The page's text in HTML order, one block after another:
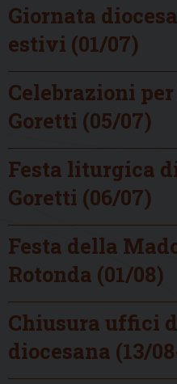
Giornata
estivi (01/07)
Celebrazioni
Goretti (05/07)
Festa liturgica
Goretti (06/07)
Festa della
Rotonda (01/08)
Chiusura uffici
diocesana (13/